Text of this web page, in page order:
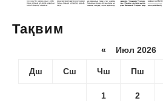
Тақвим
« Июл 2026
Дш Сш Чш Пш
1 2